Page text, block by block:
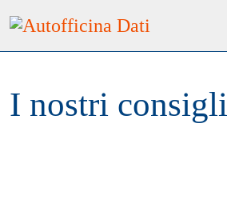
I nostri consigli